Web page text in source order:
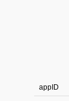
appID